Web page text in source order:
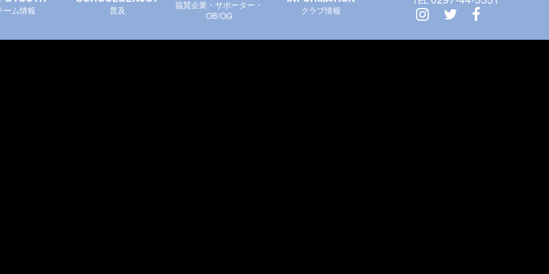
ーム情報 普及
協賛企業・サポーター・
OB/OG
クラブ情報